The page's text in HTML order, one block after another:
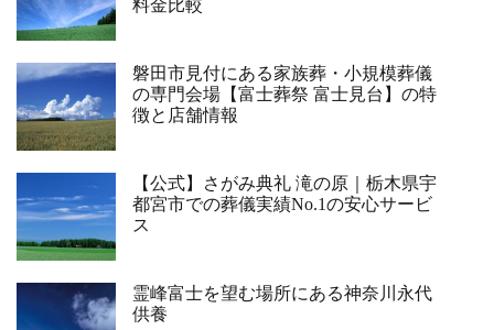
料金比較
磐田市見付にある家族葬・小規模葬儀
の専門会場【富士葬祭 富士見台】の特
徴と店舗情報
【公式】さがみ典礼 滝の原｜栃木県宇
都宮市での葬儀実績No.1の安心サービ
ス
霊峰富士を望む場所にある神奈川永代
供養